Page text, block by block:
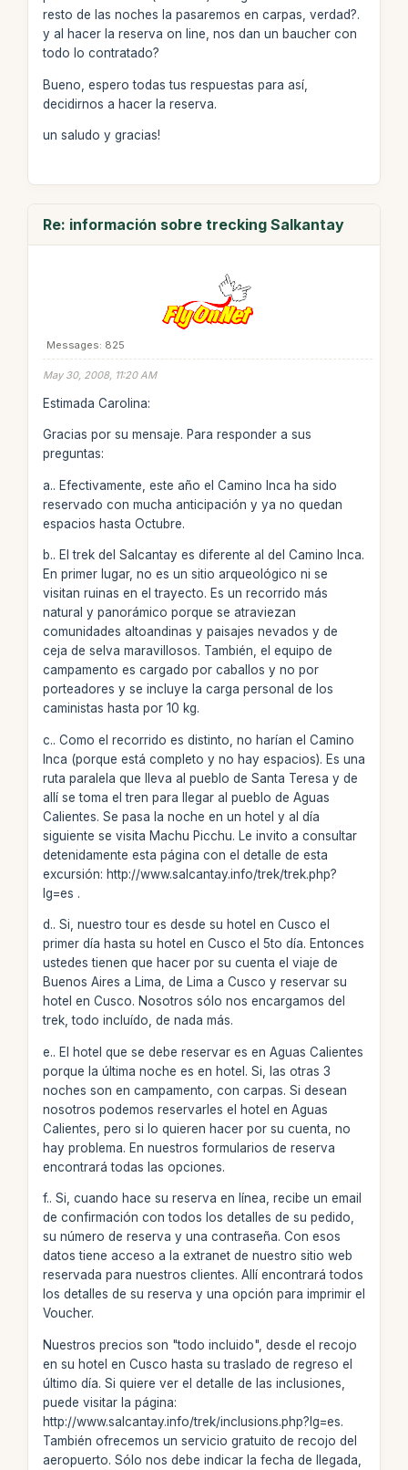
resto de las noches la pasaremos en carpas, verdad?.
y al hacer la reserva on line, nos dan un baucher con
todo lo contratado?
Bueno, espero todas tus respuestas para así,
decidirnos a hacer la reserva.
un saludo y gracias!
Re: información sobre trecking Salkantay
Messages: 825
May 30, 2008, 11:20 AM
Estimada Carolina:
Gracias por su mensaje. Para responder a sus
preguntas:
a.. Efectivamente, este año el Camino Inca ha sido
reservado con mucha anticipación y ya no quedan
espacios hasta Octubre.
b.. El trek del Salcantay es diferente al del Camino Inca.
En primer lugar, no es un sitio arqueológico ni se
visitan ruinas en el trayecto. Es un recorrido más
natural y panorámico porque se atraviezan
comunidades altoandinas y paisajes nevados y de
ceja de selva maravillosos. También, el equipo de
campamento es cargado por caballos y no por
porteadores y se incluye la carga personal de los
caministas hasta por 10 kg.
c.. Como el recorrido es distinto, no harían el Camino
Inca (porque está completo y no hay espacios). Es una
ruta paralela que lleva al pueblo de Santa Teresa y de
allí se toma el tren para llegar al pueblo de Aguas
Calientes. Se pasa la noche en un hotel y al día
siguiente se visita Machu Picchu. Le invito a consultar
detenidamente esta página con el detalle de esta
excursión: http://www.salcantay.info/trek/trek.php?
lg=es .
d.. Si, nuestro tour es desde su hotel en Cusco el
primer día hasta su hotel en Cusco el 5to día. Entonces
ustedes tienen que hacer por su cuenta el viaje de
Buenos Aires a Lima, de Lima a Cusco y reservar su
hotel en Cusco. Nosotros sólo nos encargamos del
trek, todo incluído, de nada más.
e.. El hotel que se debe reservar es en Aguas Calientes
porque la última noche es en hotel. Si, las otras 3
noches son en campamento, con carpas. Si desean
nosotros podemos reservarles el hotel en Aguas
Calientes, pero si lo quieren hacer por su cuenta, no
hay problema. En nuestros formularios de reserva
encontrará todas las opciones.
f.. Si, cuando hace su reserva en línea, recibe un email
de confirmación con todos los detalles de su pedido,
su número de reserva y una contraseña. Con esos
datos tiene acceso a la extranet de nuestro sitio web
reservada para nuestros clientes. Allí encontrará todos
los detalles de su reserva y una opción para imprimir el
Voucher.
Nuestros precios son "todo incluido", desde el recojo
en su hotel en Cusco hasta su traslado de regreso el
último día. Si quiere ver el detalle de las inclusiones,
puede visitar la página:
http://www.salcantay.info/trek/inclusions.php?lg=es.
También ofrecemos un servicio gratuito de recojo del
aeropuerto. Sólo nos debe indicar la fecha de llegada,